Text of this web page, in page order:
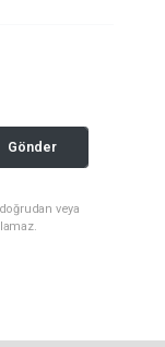
Gönder
veya